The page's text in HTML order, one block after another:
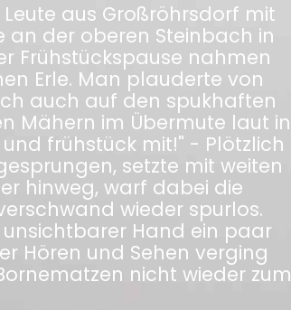
aus Großröhrsdorf mit
an der oberen Steinbach in
Frühstückspause nahmen
Erle. Man plauderte von
auch auf den spukhaften
Mähern im Übermute laut in
frühstück mit!" - Plötzlich
setzte mit weiten
hinweg, warf dabei die
wieder spurlos.
unsichtbarer Hand ein paar
Hören und Sehen verging
nicht wieder zum